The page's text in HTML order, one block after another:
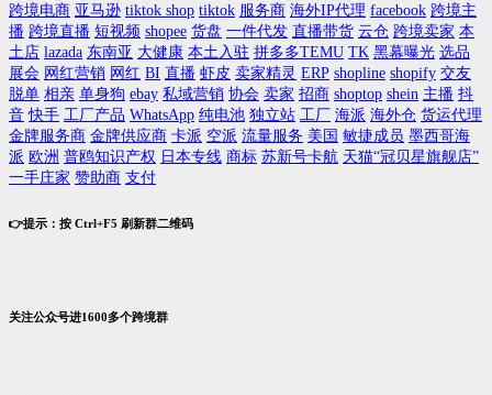
跨境电商 亚马逊 tiktok shop tiktok 服务商 海外IP代理 facebook 跨境主
播 跨境直播 短视频 shopee 货盘 一件代发 直播带货 云仓 跨境卖家 本
土店 lazada 东南亚 大健康 本土入驻 拼多多TEMU TK 黑幕曝光 选品
展会 网红营销 网红 BI 直播 虾皮 卖家精灵 ERP shopline shopify 交友
脱单 相亲 单身狗 ebay 私域营销 协会 卖家 招商 shoptop shein 主播 抖
音 快手 工厂产品 WhatsApp 纯电池 独立站 工厂 海派 海外仓 货运代理
金牌服务商 金牌供应商 卡派 空派 流量服务 美国 敏捷成员 墨西哥海
派 欧洲 普鸥知识产权 日本专线 商标 苏新号卡航 天猫“冠贝星旗舰店”
一手庄家 赞助商 支付
👉提示：按 Ctrl+F5 刷新群二维码
关注公众号进1600多个跨境群